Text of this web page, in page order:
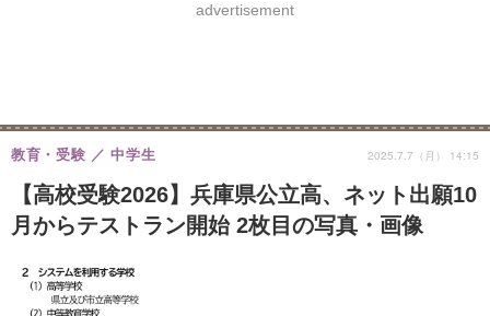
8月開催学校説明会・相談会
advertisement
【高校受験2026】兵庫県公立高、ネット出願10
月からテストラン開始 2枚目の写真・画像
教育・受験 中学生 2025.7.7（月） 14:15